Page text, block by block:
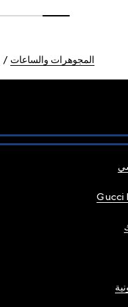
المجوهرات والساعات
Gucci